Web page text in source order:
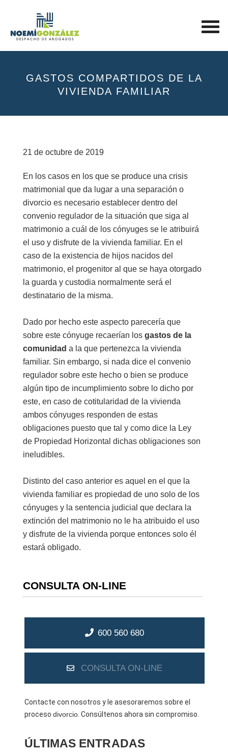
GASTOS COMPARTIDOS DE LA
VIVIENDA FAMILIAR
21 de octubre de 2019
En los casos en los que se produce una crisis
matrimonial que da lugar a una separación o
divorcio es necesario establecer dentro del
convenio regulador de la situación que siga al
matrimonio a cuál de los cónyuges se le atribuirá
el uso y disfrute de la vivienda familiar. En el
caso de la existencia de hijos nacidos del
matrimonio, el progenitor al que se haya otorgado
la guarda y custodia normalmente será el
destinatario de la misma.
Dado por hecho este aspecto parecería que
sobre este cónyuge recaerían losgastos de la
comunidad a la que pertenezca la vivienda
familiar. Sin embargo, si nada dice el convenio
regulador sobre este hecho o bien se produce
algún tipo de incumplimiento sobre lo dicho por
este, en caso de cotitularidad de la vivienda
ambos cónyuges responden de estas
obligaciones puesto que tal y como dice la Ley
de Propiedad Horizontal dichas obligaciones son
ineludibles.
Distinto del caso anterior es aquel en el que la
vivienda familiar es propiedad de uno solo de los
cónyuges y la sentencia judicial que declara la
extinción del matrimonio no le ha atribuido el uso
y disfrute de la vivienda porque entonces solo él
estará obligado.
CONSULTA ON-LINE
600 560 680
CONSULTA ON-LINE
Contacte con nosotros y le asesoraremos sobre el
procesodivorcio. Consúltenos ahora sin compromiso.
ÚLTIMAS ENTRADAS